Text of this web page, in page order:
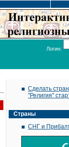
Логин:
Сделать
"Религия"
Страны
СНГ и